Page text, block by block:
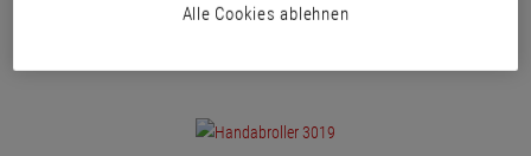
Alle Cookies ablehnen